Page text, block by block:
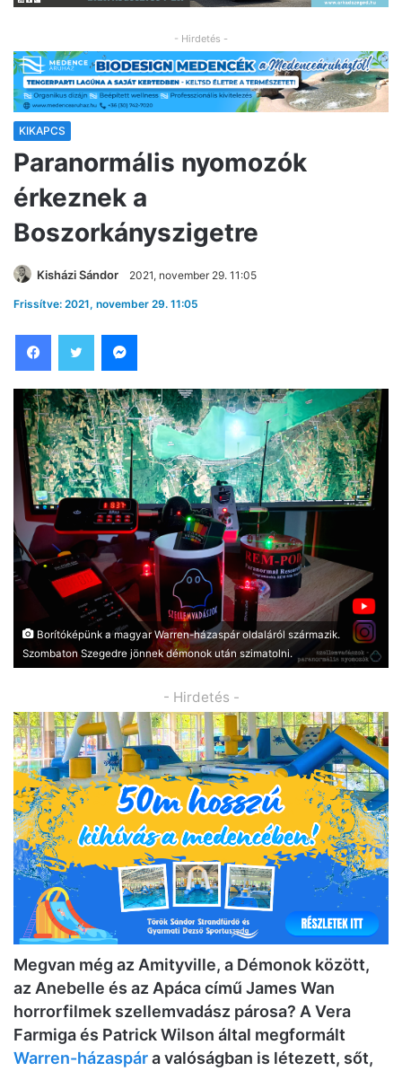
- Hirdetés -
KIKAPCS
Paranormális nyomozók
érkeznek a
Boszorkányszigetre
Kisházi Sándor 2021, november 29. 11:05
Frissítve: 2021, november 29. 11:05
Borítóképünk a magyar Warren-házaspár oldaláról származik.
Szombaton Szegedre jönnek démonok után szimatolni.
- Hirdetés -
Megvan még az Amityville, a Démonok között,
az Anebelle és az Apáca című James Wan
horrorfilmek szellemvadász párosa? A Vera
Farmiga és Patrick Wilson által megformált
Warren-házaspára valóságban is létezett, sőt,